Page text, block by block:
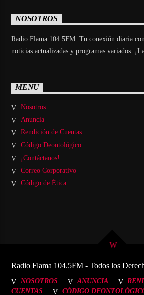
NOSOTROS
Radio Flama 104.5FM: Tu conexión diaria
noticias actualizadas y programas variados.
MENU
Nosotros
Anuncia
Rendición de Cuentas
Código Deontológico
¡Contáctanos!
Correo Corporativo
Código de Ética
Radio Flama 104.5FM - Todos los
NOSOTROS ANUNCIA
CUENTAS
CÓDIGO